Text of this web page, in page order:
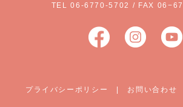
TEL 06-6770-5702 / FAX
プライバシーポリシー | お問い合わせ